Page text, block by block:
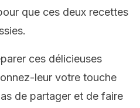
que ces deux recettes
ces délicieuses
leur votre touche
de partager et de faire